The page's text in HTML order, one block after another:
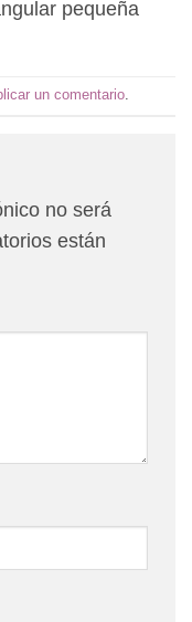
pequeña
un comentario.
no será
están